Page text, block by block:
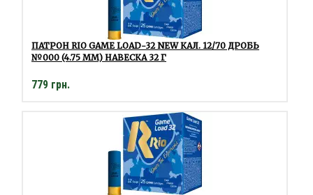
ПАТРОН RIO GAME LOAD-32 NEW КАЛ. 12/70 ДРОБЬ
№000 (4.75 ММ) НАВЕСКА 32 Г
779 грн.